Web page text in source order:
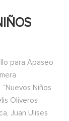
para Apaseo
Niños
Oliveros
Juan Ulises